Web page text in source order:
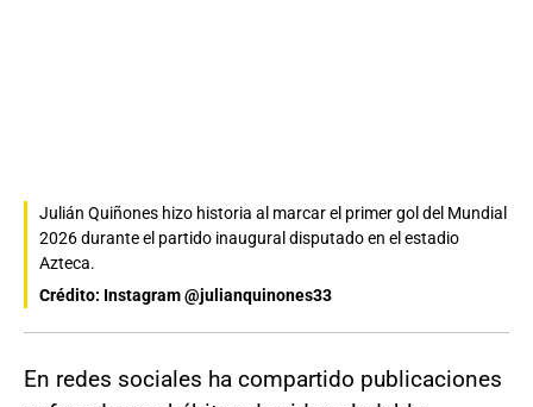
Julián Quiñones hizo historia al marcar el primer gol del Mundial
2026 durante el partido inaugural disputado en el estadio
Azteca.
Crédito: Instagram @julianquinones33
En redes sociales ha compartido publicaciones